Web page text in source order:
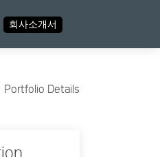
회사소개서
Portfolio Details